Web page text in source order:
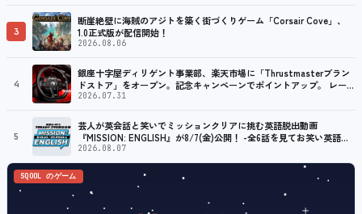
3
断崖絶壁に海賊のアジトを築く街づくりゲーム「Corsair Cove」、
1.0正式版が配信開始！
2026.08.06
4
銀座十字屋ディリゲント事業部、楽天市場に「Thrustmasterブラン
ドストア」をオープン。記念キャンペーンでポイントアップ。 レーシ
ング／フライトシム向けコントローラーを中心に、幅広くラインナッ
2026.07.31
5
芸人が英会話と笑いでミッションクリアに挑む英語脱出動画
『MISSION: ENGLISH』が8/7(金)公開！ -全6話を見てお笑い英語ラ
イブ券が当たるXキャンペーンも開催！-
2026.08.07
SQOOL のゲーム